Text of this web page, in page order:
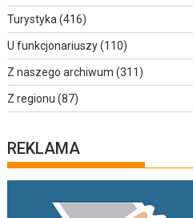
Turystyka (416)
U funkcjonariuszy(110)
Z naszego archiwum (311)
Z regionu (87)
REKLAMA